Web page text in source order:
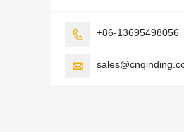
 +86-13695498056
